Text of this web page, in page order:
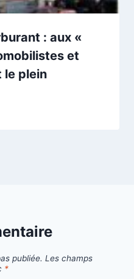
: aux «
et
le plein
publiée. Les champs
*